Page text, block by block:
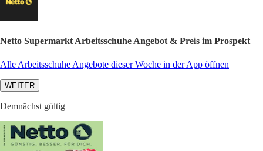
Netto Supermarkt Arbeitsschuhe Angebot & Preis im Prospekt
Alle Arbeitsschuhe Angebote dieser Woche in der App öffnen
WEITER
Demnächst gültig